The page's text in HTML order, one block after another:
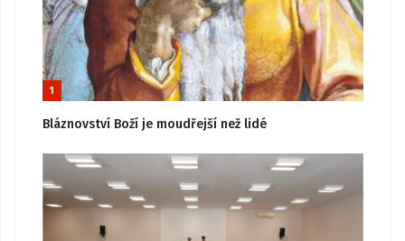
1
Bláznovství Boží je moudřejší než lidé